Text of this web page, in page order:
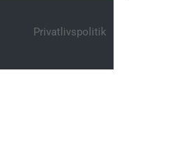
Privatlivspolitik